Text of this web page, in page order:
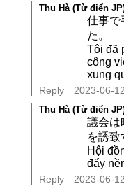
Thu Hà (Từ điển
仕事で
た。
Tôi đã
công
xung
Reply 2023-06-
Thu Hà (Từ điển
議会は
を誘致
Hội
đẩy
Reply 2023-06-